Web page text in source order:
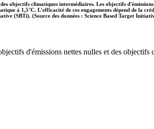
objectifs climatiques intermédiaires. Les objectifs
à 1,5°C. L'efficacité de ces engagements dépend de la
(SBTi). (Source des données : Science Based Target
d'émissions nettes nulles et des